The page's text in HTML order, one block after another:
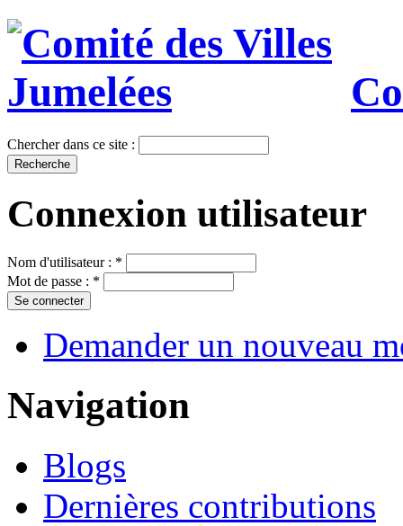
Chercher dans ce site :
Connexion utilisateur
Nom d'utilisateur : *
Mot de passe : *
Demander un nouveau
Navigation
Blogs
Dernières contributions